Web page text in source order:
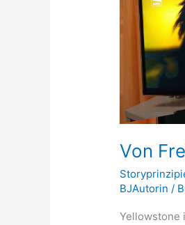
Von
BJAutorin /
Yellowstone
Unfreiheit:
Yellowstone
Serie